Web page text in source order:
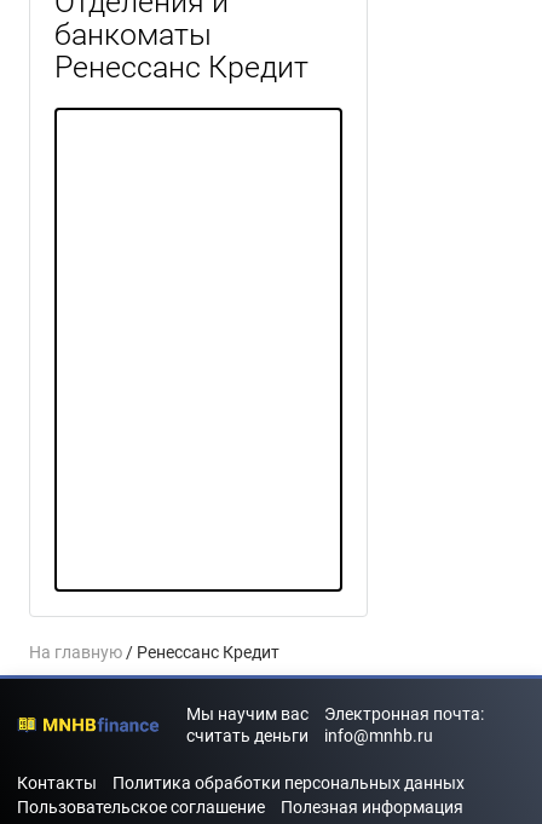
банкоматы
Ренессанс Кредит
На главную / Ренессанс Кредит
Мы научим вас
считать деньги
Электронная почта:
info@mnhb.ru
Контакты
Политика обработки персональных данных
Пользовательское соглашение
Полезная информация